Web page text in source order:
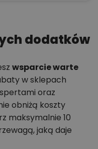
dodatków
wsparcie warte
w sklepach
oraz
obniżą koszty
maksymalnie 10
jaką daje